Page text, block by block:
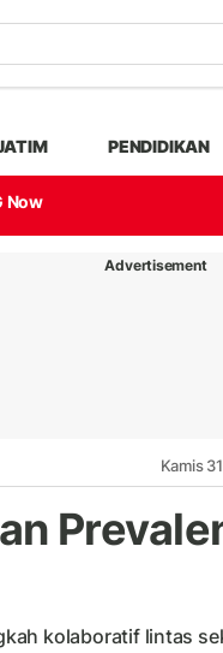
PENDIDIKAN
Now
Advertisement
Kamis
kolaboratif lintas